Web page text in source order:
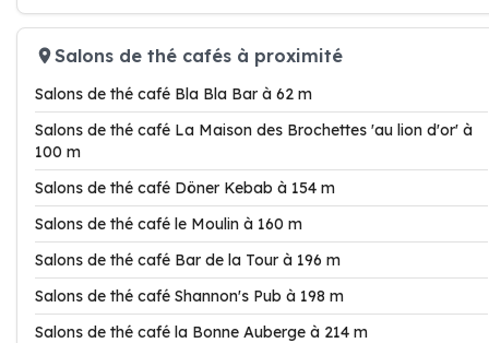
Salons de thé cafés à proximité
Salons de thé café Bla Bla Bar à 62 m
Salons de thé café La Maison des Brochettes 'au lion d'or' à
100 m
Salons de thé café Döner Kebab à 154 m
Salons de thé café le Moulin à 160 m
Salons de thé café Bar de la Tour à 196 m
Salons de thé café Shannon's Pub à 198 m
Salons de thé café la Bonne Auberge à 214 m